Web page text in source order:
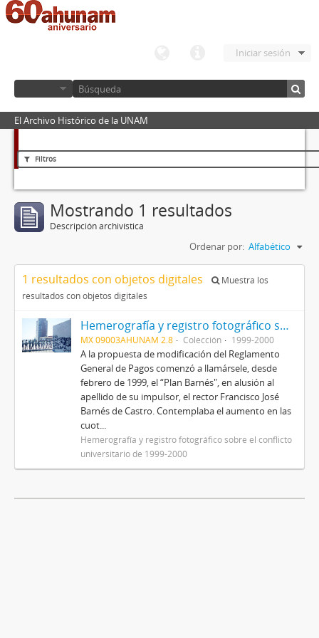
Iniciar sesión
El Archivo Histórico de la UNAM
Filtros
Mostrando 1 resultados
Descripción archivística
Ordenar por: Alfabético
1 resultados con objetos digitales
Muestra los
resultados con objetos digitales
Hemerografía y registro fotográfico sobre el conflicto universitario de 1999-2000
MX 09003AHUNAM 2.8 Colección 1999-2000
A la propuesta de modificación del Reglamento
General de Pagos comenzó a llamársele, desde
febrero de 1999, el “Plan Barnés", en alusión al
apellido de su impulsor, el rector Francisco José
Barnés de Castro. Contemplaba el aumento en las
cuot...
Hemerografía y registro fotográfico sobre el conflicto
universitario de 1999-2000